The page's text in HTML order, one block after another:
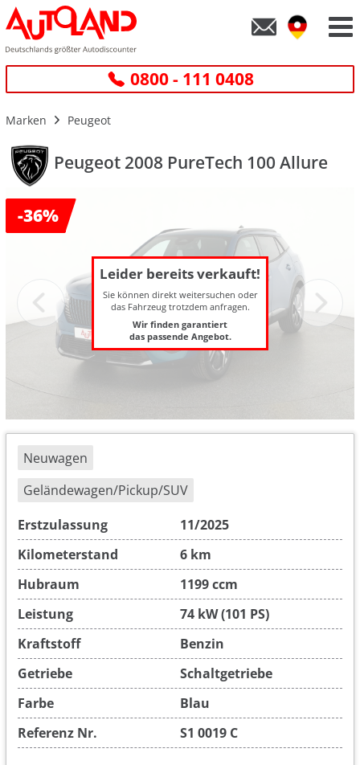
0800 - 111 0408
Marken Peugeot
Peugeot 2008 PureTech 100 Allure
Leider bereits verkauft!
Sie können direkt weitersuchen oder
das Fahrzeug trotzdem anfragen.
Wir finden garantiert
das passende Angebot.
-36%
Neuwagen
Geländewagen/Pickup/SUV
Erstzulassung
11/2025
Kilometerstand
6 km
Hubraum
1199 ccm
Leistung
74 kW (101 PS)
Kraftstoff
Benzin
Getriebe
Schaltgetriebe
Farbe
Blau
Referenz Nr.
S1 0019 C